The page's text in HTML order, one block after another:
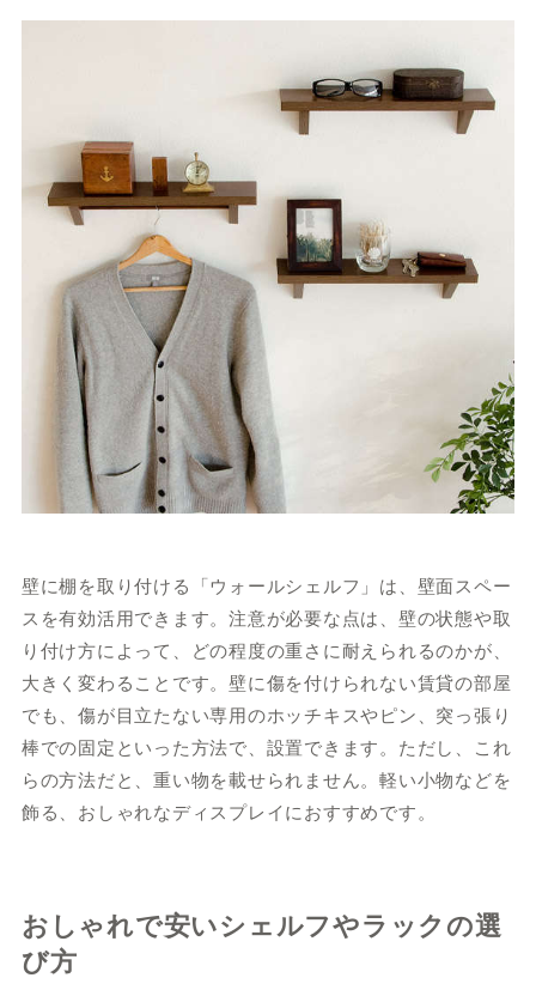
壁に棚を取り付ける「ウォールシェルフ」は、壁面スペー
スを有効活用できます。注意が必要な点は、壁の状態や取
り付け方によって、どの程度の重さに耐えられるのかが、
大きく変わることです。壁に傷を付けられない賃貸の部屋
でも、傷が目立たない専用のホッチキスやピン、突っ張り
棒での固定といった方法で、設置できます。ただし、これ
らの方法だと、重い物を載せられません。軽い小物などを
飾る、おしゃれなディスプレイにおすすめです。
おしゃれで安いシェルフやラックの選
び方